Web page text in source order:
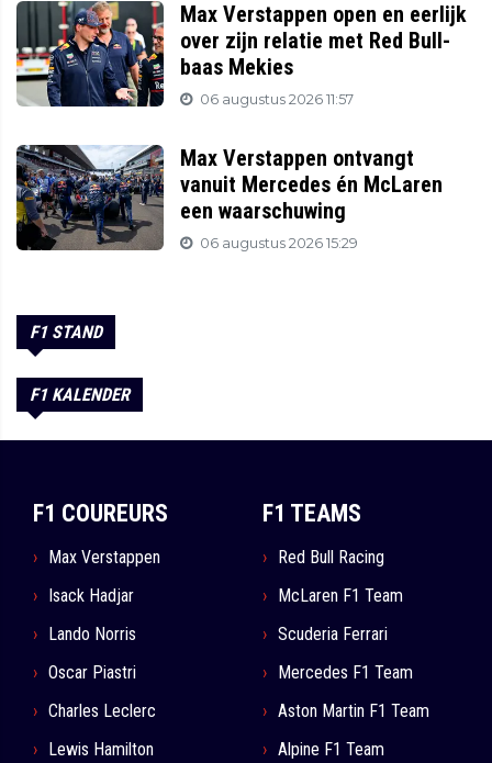
Max Verstappen open en eerlijk
over zijn relatie met Red Bull-
baas Mekies
06 augustus 2026 11:57
Max Verstappen ontvangt
vanuit Mercedes én McLaren
een waarschuwing
06 augustus 2026 15:29
F1 STAND
F1 KALENDER
F1 COUREURS
Max Verstappen
Isack Hadjar
Lando Norris
Oscar Piastri
Charles Leclerc
Lewis Hamilton
F1 TEAMS
Red Bull Racing
McLaren F1 Team
Scuderia Ferrari
Mercedes F1 Team
Aston Martin F1 Team
Alpine F1 Team